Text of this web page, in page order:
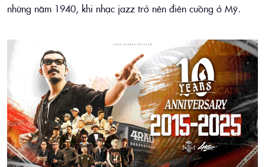
những năm 1940, khi nhạc jazz trở nên điên cuồng ở Mỹ.